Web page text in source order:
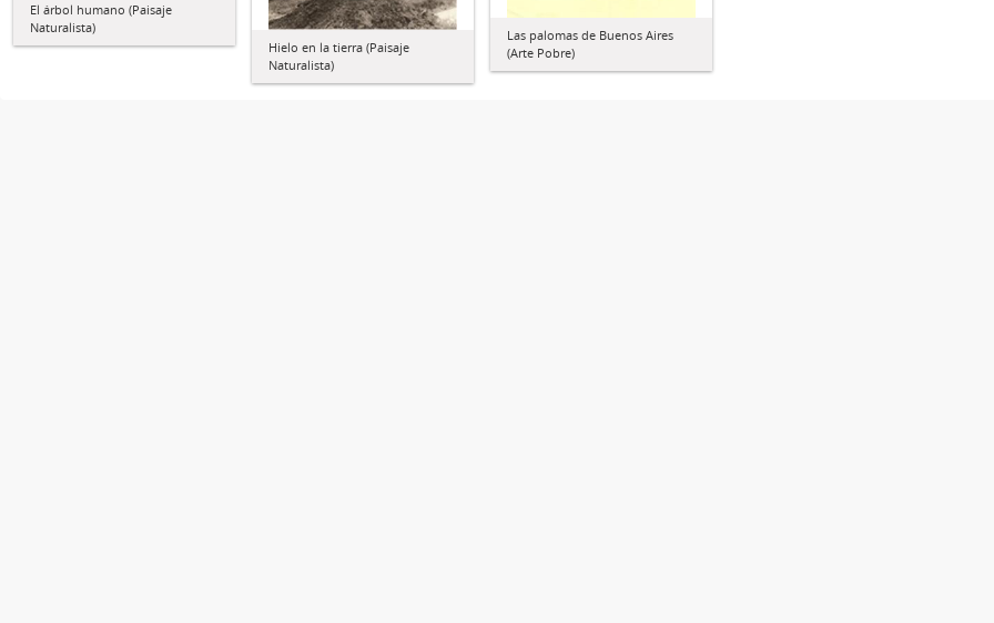
El árbol humano (Paisaje
Naturalista)
Hielo en la tierra (Paisaje
Naturalista)
Las palomas de Buenos Aires
(Arte Pobre)